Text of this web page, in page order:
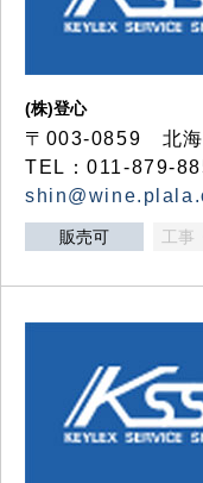
(株)登心
〒003-0859 北海
TEL：011-879-
販売可 工事